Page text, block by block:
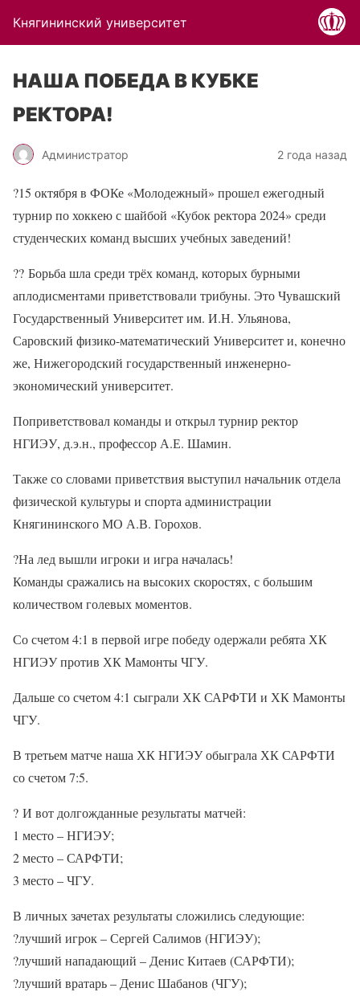
Княгининский университет
НАША ПОБЕДА В КУБКЕ
РЕКТОРА!
Администратор 2 года назад
?15 октября в ФОКе «Молодежный» прошел ежегодный
турнир по хоккею с шайбой «Кубок ректора 2024» среди
студенческих команд высших учебных заведений!
?? Борьба шла среди трёх команд, которых бурными
аплодисментами приветствовали трибуны. Это Чувашский
Государственный Университет им. И.Н. Ульянова,
Саровский физико-математический Университет и, конечно
же, Нижегородский государственный инженерно-
экономический университет.
Поприветствовал команды и открыл турнир ректор
НГИЭУ, д.э.н., профессор А.Е. Шамин.
Также со словами приветствия выступил начальник отдела
физической культуры и спорта администрации
Княгининского МО А.В. Горохов.
?На лед вышли игроки и игра началась!
Команды сражались на высоких скоростях, с большим
количеством голевых моментов.
Со счетом 4:1 в первой игре победу одержали ребята ХК
НГИЭУ против ХК Мамонты ЧГУ.
Дальше со счетом 4:1 сыграли ХК САРФТИ и ХК Мамонты
ЧГУ.
В третьем матче наша ХК НГИЭУ обыграла ХК САРФТИ
со счетом 7:5.
? И вот долгожданные результаты матчей:
1 место – НГИЭУ;
2 место – САРФТИ;
3 место – ЧГУ.
В личных зачетах результаты сложились следующие:
?лучший игрок – Сергей Салимов (НГИЭУ);
?лучший нападающий – Денис Китаев (САРФТИ);
?лучший вратарь – Денис Шабанов (ЧГУ);